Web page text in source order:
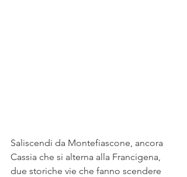
Saliscendi da Montefiascone, ancora
Cassia che si alterna alla Francigena,
due storiche vie che fanno scendere